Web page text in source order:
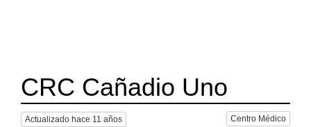
CRC Cañadio Uno
Actualizado hace 11 años Centro Médico